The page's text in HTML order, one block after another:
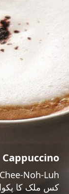
Cappuccino
کس ملک کا